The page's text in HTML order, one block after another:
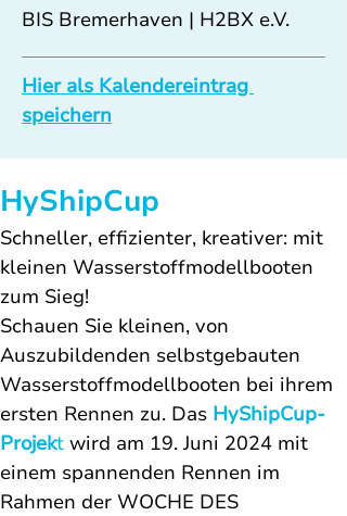
BIS Bremerhaven | H2BX e.V.
Hier als Kalendereintrag
speichern
HyShipCup
Schneller, effizienter, kreativer: mit
kleinen Wasserstoffmodellbooten
zum Sieg!
Schauen Sie kleinen, von
Auszubildenden selbstgebauten
Wasserstoffmodellbooten bei ihrem
ersten Rennen zu. Das HyShipCup-
Projekt wird am 19. Juni 2024 mit
einem spannenden Rennen im
Rahmen der WOCHE DES